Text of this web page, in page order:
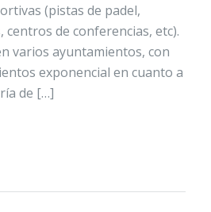
(pistas de padel,
centros de conferencias, etc).
varios ayuntamientos, con
exponencial en cuanto a
de […]